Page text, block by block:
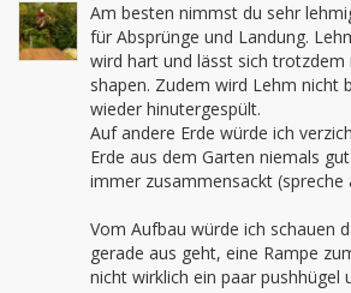
Am besten nimmst du sehr
für Absprünge und Landung.
wird hart und lässt sich trotzdem
shapen. Zudem wird Lehm nicht
wieder hinutergespült.
Auf andere Erde würde ich
Erde aus dem Garten niemals
immer zusammensackt (spreche
Vom Aufbau würde ich schauen
gerade aus geht, eine Rampe
nicht wirklich ein paar pushhügel